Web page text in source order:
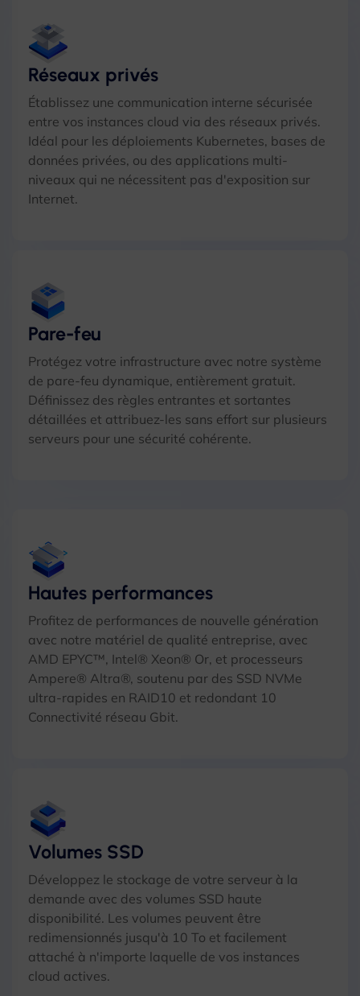
Réseaux privés
Établissez une communication interne sécurisée
entre vos instances cloud via des réseaux privés.
Idéal pour les déploiements Kubernetes, bases de
données privées, ou des applications multi-
niveaux qui ne nécessitent pas d'exposition sur
Internet.
Pare-feu
Protégez votre infrastructure avec notre système
de pare-feu dynamique, entièrement gratuit.
Définissez des règles entrantes et sortantes
détaillées et attribuez-les sans effort sur plusieurs
serveurs pour une sécurité cohérente.
Hautes performances
Profitez de performances de nouvelle génération
avec notre matériel de qualité entreprise, avec
AMD EPYC™, Intel® Xeon® Or, et processeurs
Ampere® Altra®, soutenu par des SSD NVMe
ultra-rapides en RAID10 et redondant 10
Connectivité réseau Gbit.
Volumes SSD
Développez le stockage de votre serveur à la
demande avec des volumes SSD haute
disponibilité. Les volumes peuvent être
redimensionnés jusqu'à 10 To et facilement
attaché à n'importe laquelle de vos instances
cloud actives.